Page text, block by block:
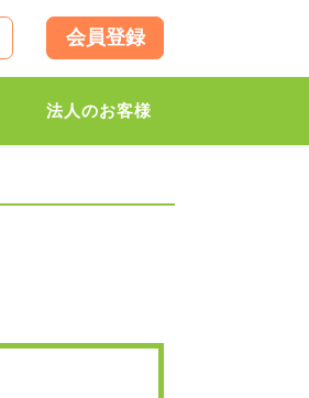
会員登録
法人のお客様